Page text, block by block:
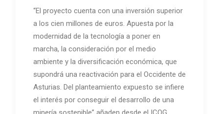
“El proyecto cuenta con una inversión superior
a los cien millones de euros. Apuesta por la
modernidad de la tecnología a poner en
marcha, la consideración por el medio
ambiente y la diversificación económica, que
supondrá una reactivación para el Occidente de
Asturias. Del planteamiento expuesto se infiere
el interés por conseguir el desarrollo de una